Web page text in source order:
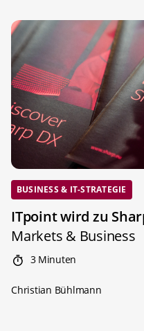
BUSINESS & IT-STRATEGIE
ITpoint wird zu
Markets & Business
3 Minuten
Christian Bühlmann